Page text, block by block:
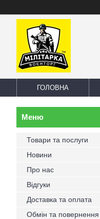
ГОЛОВНА
Товари та послуги
Новини
Про нас
Відгуки
Доставка та оплата
Обмін та повернення